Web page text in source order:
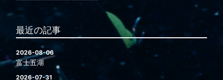
最近の記事
2026-08-06
富士五湖
2026-07-31